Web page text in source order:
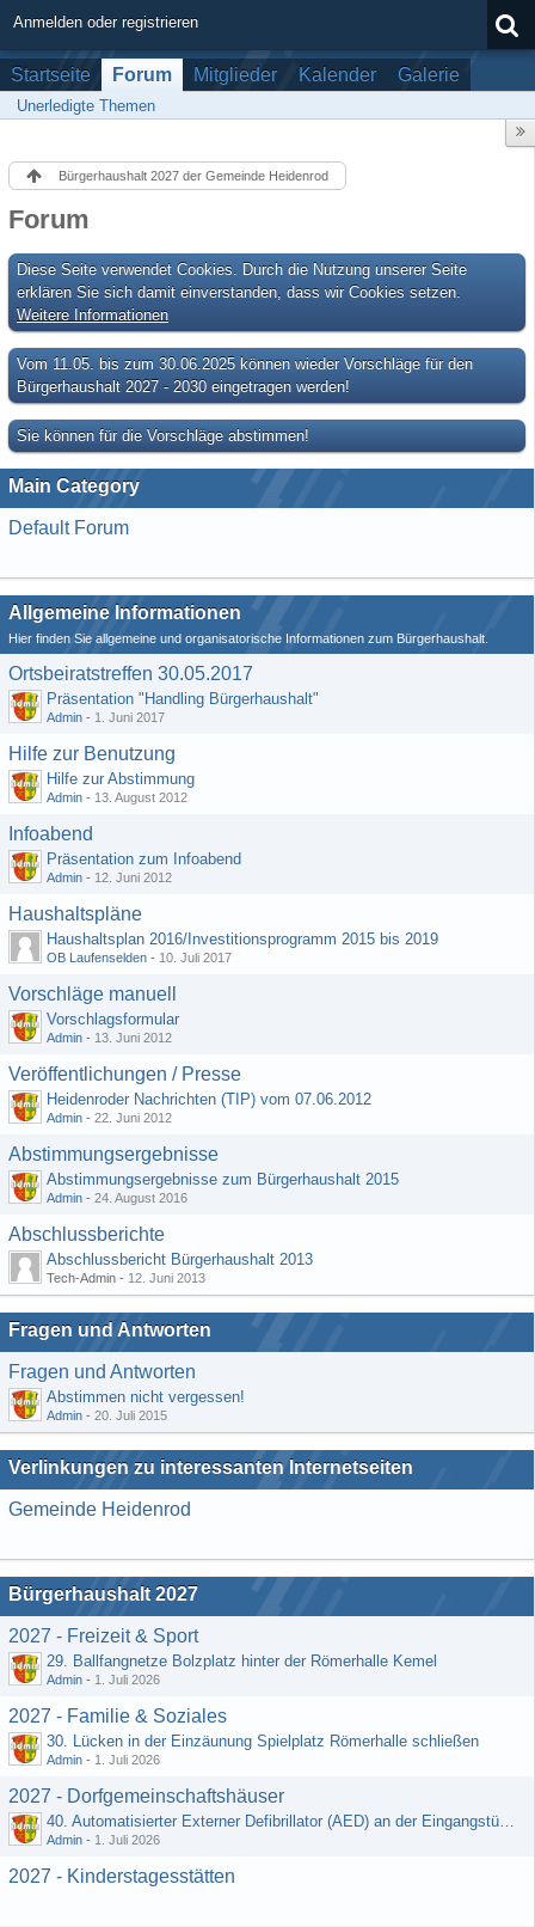
Anmelden oder registrieren
Startseite Forum Mitglieder Kalender Galerie
Unerledigte Themen
Bürgerhaushalt 2027 der Gemeinde Heidenrod
Forum
Diese Seite verwendet Cookies. Durch die Nutzung unserer Seite
erklären Sie sich damit einverstanden, dass wir Cookies setzen.
Weitere Informationen
Vom 11.05. bis zum 30.06.2025 können wieder Vorschläge für den
Bürgerhaushalt 2027 - 2030 eingetragen werden!
Sie können für die Vorschläge abstimmen!
Main Category
Default Forum
Allgemeine Informationen
Hier finden Sie allgemeine und organisatorische Informationen zum Bürgerhaushalt.
Ortsbeiratstreffen 30.05.2017
Präsentation "Handling Bürgerhaushalt"
Admin - 1. Juni 2017
Hilfe zur Benutzung
Hilfe zur Abstimmung
Admin - 13. August 2012
Infoabend
Präsentation zum Infoabend
Admin - 12. Juni 2012
Haushaltspläne
Haushaltsplan 2016/Investitionsprogramm 2015 bis 2019
OB Laufenselden - 10. Juli 2017
Vorschläge manuell
Vorschlagsformular
Admin - 13. Juni 2012
Veröffentlichungen / Presse
Heidenroder Nachrichten (TIP) vom 07.06.2012
Admin - 22. Juni 2012
Abstimmungsergebnisse
Abstimmungsergebnisse zum Bürgerhaushalt 2015
Admin - 24. August 2016
Abschlussberichte
Abschlussbericht Bürgerhaushalt 2013
Tech-Admin - 12. Juni 2013
Fragen und Antworten
Fragen und Antworten
Abstimmen nicht vergessen!
Admin - 20. Juli 2015
Verlinkungen zu interessanten Internetseiten
Gemeinde Heidenrod
Bürgerhaushalt 2027
2027 - Freizeit & Sport
29. Ballfangnetze Bolzplatz hinter der Römerhalle Kemel
Admin - 1. Juli 2026
2027 - Familie & Soziales
30. Lücken in der Einzäunung Spielplatz Römerhalle schließen
Admin - 1. Juli 2026
2027 - Dorfgemeinschaftshäuser
40. Automatisierter Externer Defibrillator (AED) an der Eingangstür zum DGH - Grebenroth
Admin - 1. Juli 2026
2027 - Kinderstagesstätten